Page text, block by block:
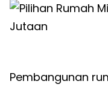
Pembangunan